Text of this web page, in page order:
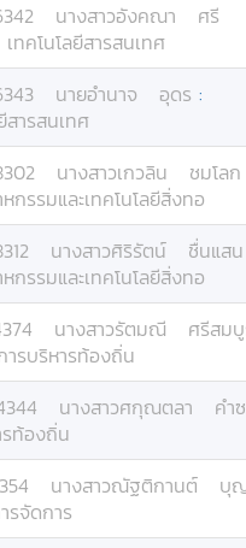
นางสาวอังคณา
ศรี
เทคโนโลยีสารสนเทศ
นายอำนาจ อุดร :
สารสนเทศ
นางสาวเกวลิน ชมโลก
กรรมและเทคโนโลยีสิ่งทอ
นางสาวศิริรัตน์ ชื่นแสน
กรรมและเทคโนโลยีสิ่งทอ
นางสาวรัตมณี
ศรีสม
ารบริหารท้องถิ่น
นางสาวศกุณตลา คำ
ท้องถิ่น
นางสาวณัฐติกานต์
บุ
รจัดการ